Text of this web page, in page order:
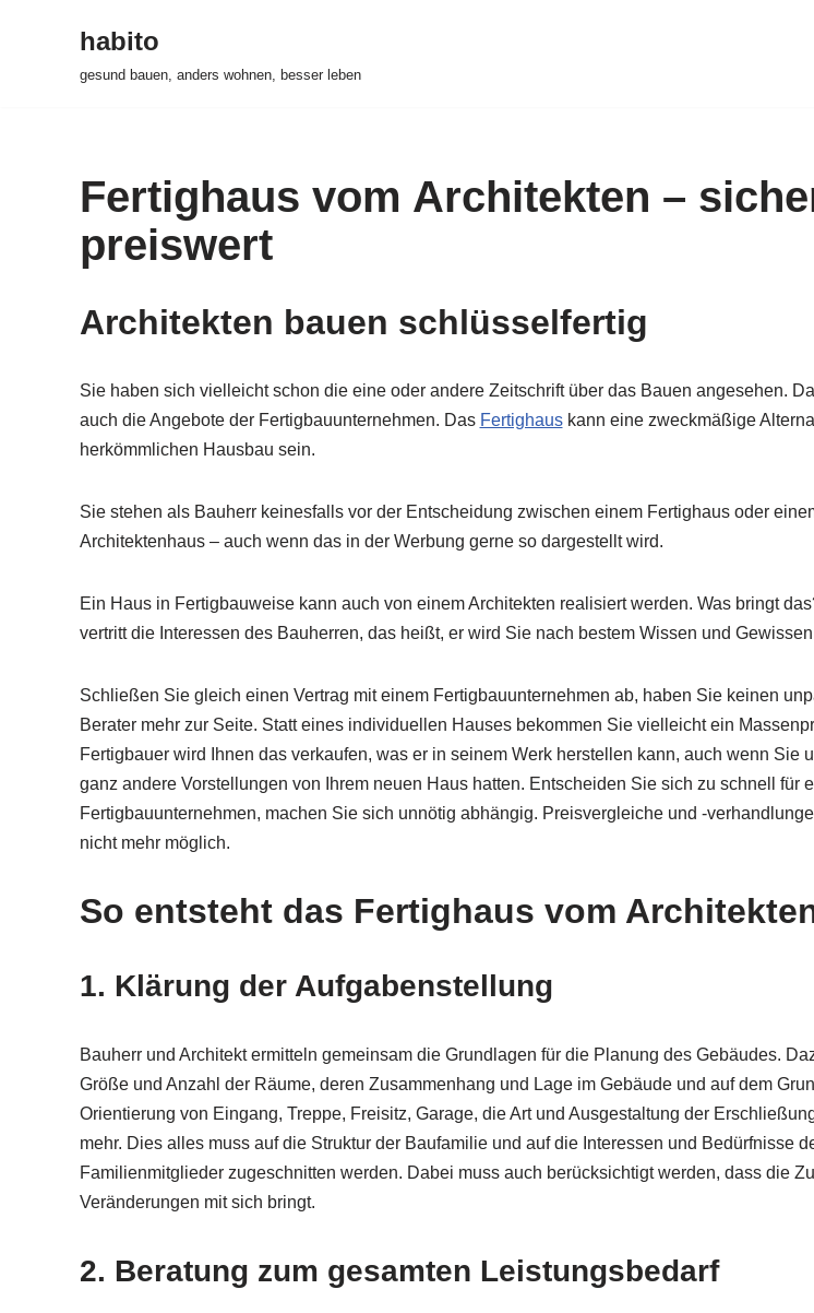
habito
gesund bauen, anders wohnen, besser leben
Fertighaus vom Architekten –
preiswert
Architekten bauen schlüsselfertig
Sie haben sich vielleicht schon die eine oder andere Zeitschrift über das Bauen angesehen.
auch die Angebote der Fertigbauunternehmen. Das Fertighauskann eine zweckmäßige
herkömmlichen Hausbau sein.
Sie stehen als Bauherr keinesfalls vor der Entscheidung zwischen einem Fertighaus oder
Architektenhaus – auch wenn das in der Werbung gerne so dargestellt wird.
Ein Haus in Fertigbauweise kann auch von einem Architekten realisiert werden. Was bringt
vertritt die Interessen des Bauherren, das heißt, er wird Sie nach bestem Wissen und
Schließen Sie gleich einen Vertrag mit einem Fertigbauunternehmen ab, haben Sie keinen
Berater mehr zur Seite. Statt eines individuellen Hauses bekommen Sie vielleicht ein
Fertigbauer wird Ihnen das verkaufen, was er in seinem Werk herstellen kann, auch wenn Sie
ganz andere Vorstellungen von Ihrem neuen Haus hatten. Entscheiden Sie sich zu schnell für
Fertigbauunternehmen, machen Sie sich unnötig abhängig. Preisvergleiche und -
nicht mehr möglich.
So entsteht das Fertighaus vom
1. Klärung der Aufgabenstellung
Bauherr und Architekt ermitteln gemeinsam die Grundlagen für die Planung des Gebäudes.
Größe und Anzahl der Räume, deren Zusammenhang und Lage im Gebäude und auf dem
Orientierung von Eingang, Treppe, Freisitz, Garage, die Art und Ausgestaltung der
mehr. Dies alles muss auf die Struktur der Baufamilie und auf die Interessen und Bedürfnisse
Familienmitglieder zugeschnitten werden. Dabei muss auch berücksichtigt werden, dass die
Veränderungen mit sich bringt.
2. Beratung zum gesamten Leistungsbedarf